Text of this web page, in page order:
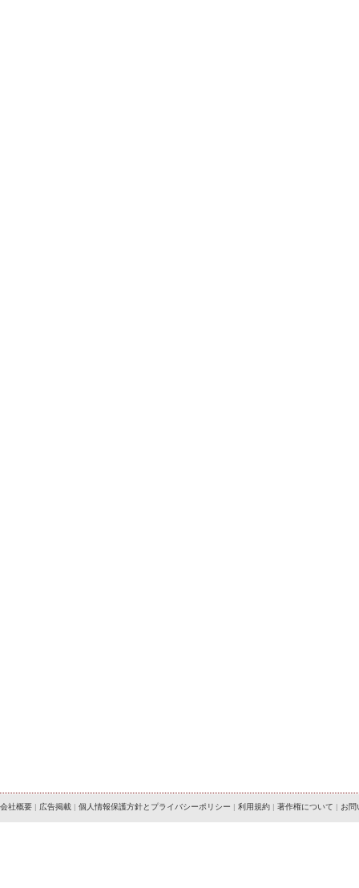
会社概要 | 広告掲載 | 個人情報保護方針とプライバシーポリシー | 利用規約 | 著作権について | お問